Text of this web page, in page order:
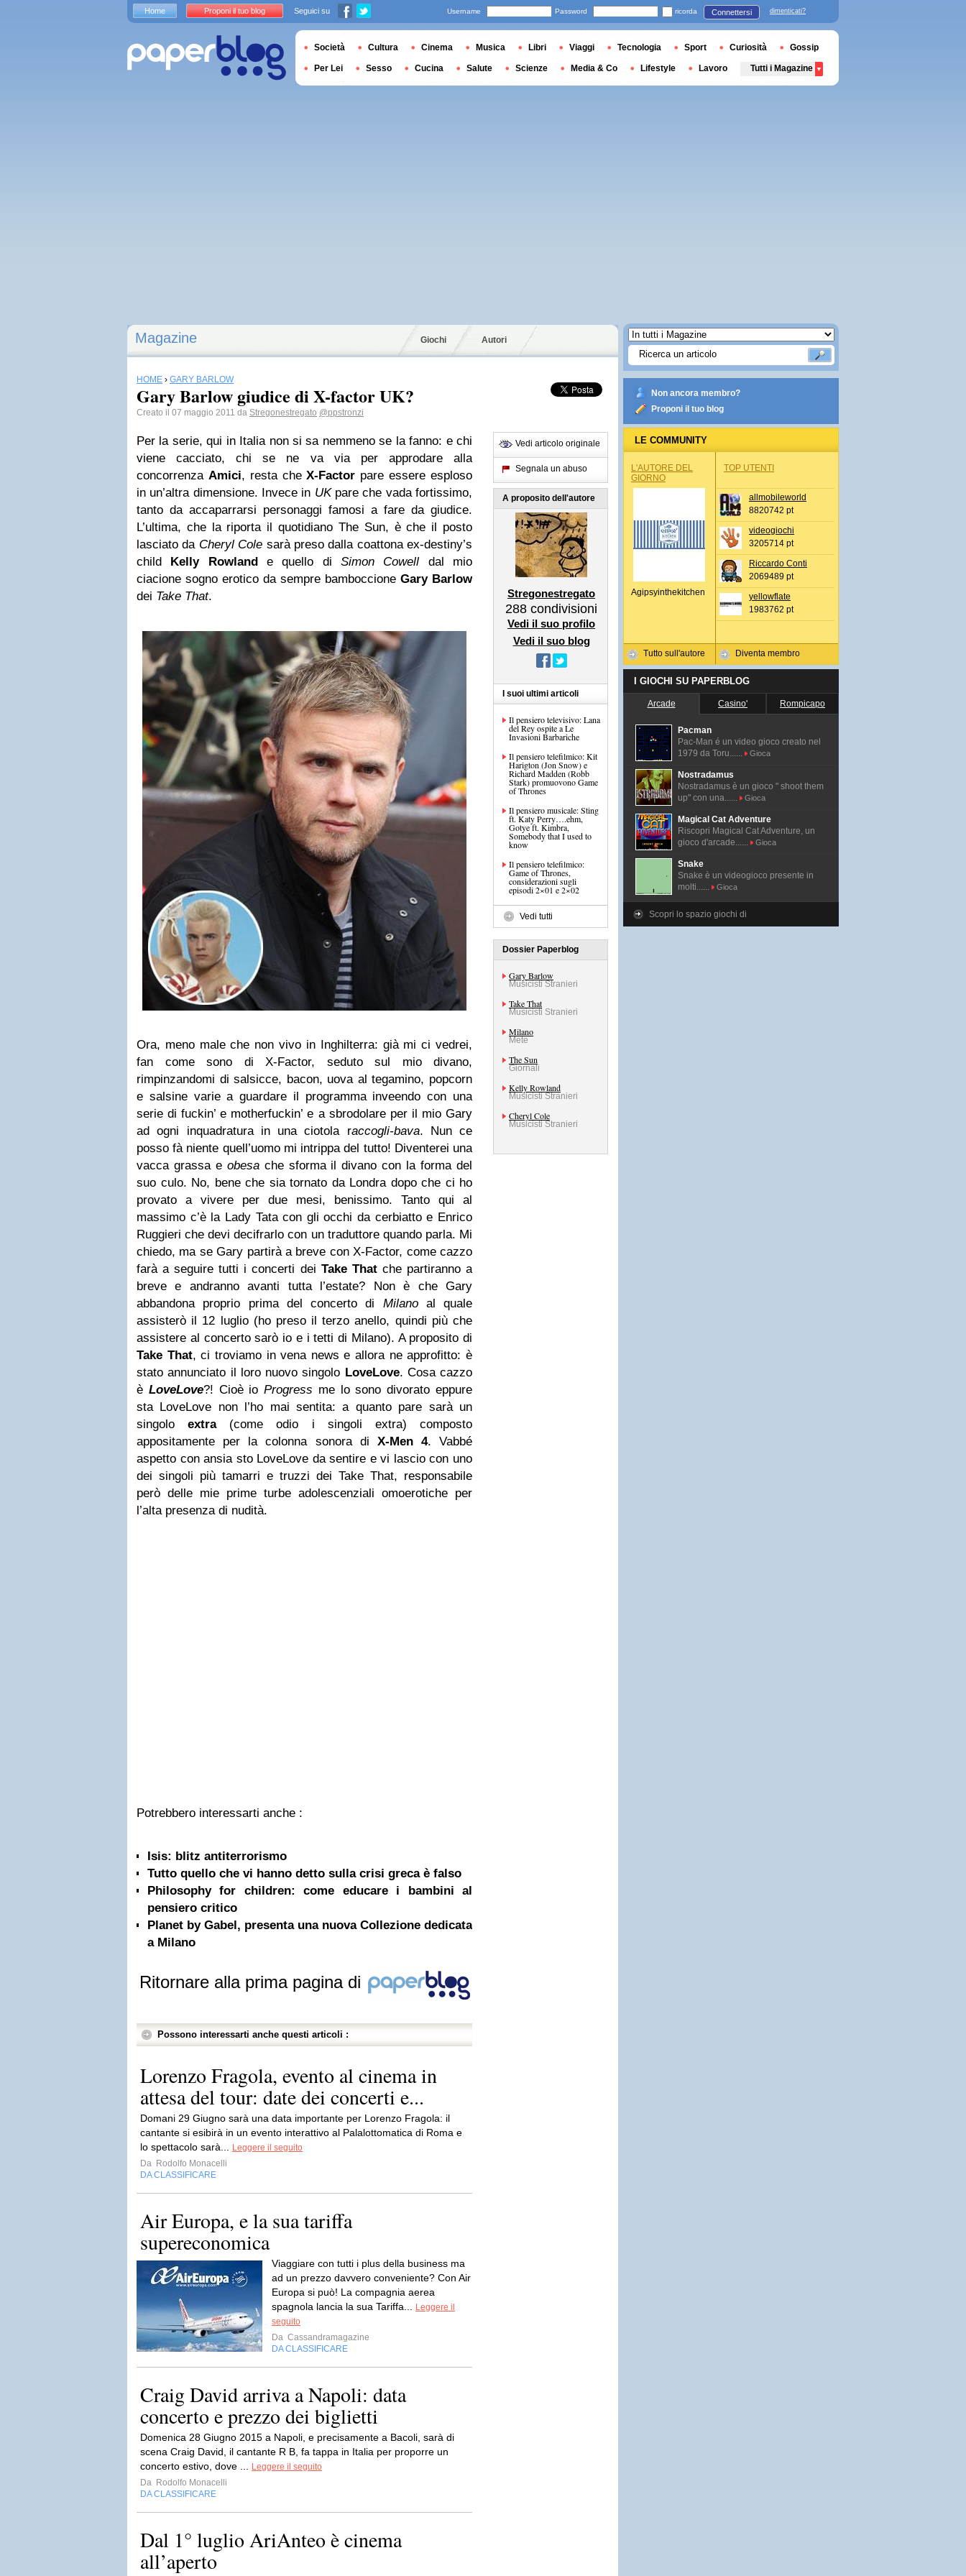
Magazine Giochi Autori
HOME › GARY BARLOW
Gary Barlow giudice di X-factor UK?
Creato il 07 maggio 2011 da Stregonestregato @ppstronzi
Per la serie, qui in Italia non si sa nemmeno se la fanno: e chi
viene cacciato, chi se ne va via per approdare alla
concorrenza Amici, resta cheX-Factor pare essere esploso
in un’altra dimensione. Invece in UKpare che vada fortissimo,
tanto da accaparrarsi personaggi famosi a fare da giudice.
L’ultima, che la riporta il quotidiano The Sun, è che il posto
lasciato da Cheryl Cole sarà preso dalla coattona ex-destiny’s
child Kelly Rowlande quello diSimon Cowell dal mio
ciacione sogno erotico da sempre bamboccione Gary Barlow
dei Take That.
Ora, meno male che non vivo in Inghilterra: già mi ci vedrei,
fan come sono di X-Factor, seduto sul mio divano,
rimpinzandomi di salsicce, bacon, uova al tegamino, popcorn
e salsine varie a guardare il programma inveendo con una
serie di fuckin’ e motherfuckin’ e a sbrodolare per il mio Gary
ad ogni inquadratura in una ciotola raccogli-bava. Nun ce
posso fà niente quell’uomo mi intrippa del tutto! Diventerei una
vacca grassa e obesache sforma il divano con la forma del
suo culo. No, bene che sia tornato da Londra dopo che ci ho
provato a vivere per due mesi, benissimo. Tanto qui al
massimo c’è la Lady Tata con gli occhi da cerbiatto e Enrico
Ruggieri che devi decifrarlo con un traduttore quando parla. Mi
chiedo, ma se Gary partirà a breve con X-Factor, come cazzo
farà a seguire tutti i concerti dei Take Thatche partiranno a
breve e andranno avanti tutta l’estate? Non è che Gary
abbandona proprio prima del concerto di Milanoal quale
assisterò il 12 luglio (ho preso il terzo anello, quindi più che
assistere al concerto sarò io e i tetti di Milano). A proposito di
Take That, ci troviamo in vena news e allora ne approfitto: è
stato annunciato il loro nuovo singolo LoveLove. Cosa cazzo
è LoveLove?! Cioè ioProgress me lo sono divorato eppure
sta LoveLove non l’ho mai sentita: a quanto pare sarà un
singoloextra(come odio i singoli extra) composto
appositamente per la colonna sonora di X-Men 4. Vabbé
aspetto con ansia sto LoveLove da sentire e vi lascio con uno
dei singoli più tamarri e truzzi dei Take That, responsabile
però delle mie prime turbe adolescenziali omoerotiche per
l’alta presenza di nudità.
Potrebbero interessarti anche :
Isis: blitz antiterrorismo
Tutto quello che vi hanno detto sulla crisi greca è falso
Philosophy for children: come educare i bambini al
pensiero critico
Planet by Gabel, presenta una nuova Collezione dedicata
a Milano
Ritornare alla prima pagina di
Possono interessarti anche questi articoli :
Lorenzo Fragola, evento al cinema in
attesa del tour: date dei concerti e...
Domani 29 Giugno sarà una data importante per Lorenzo Fragola: il
cantante si esibirà in un evento interattivo al Palalottomatica di Roma e
lo spettacolo sarà...
Leggere il seguito
Da Rodolfo Monacelli
DA CLASSIFICARE
Air Europa, e la sua tariffa
supereconomica
Viaggiare con tutti i plus della business ma
ad un prezzo davvero conveniente? Con Air
Europa si può! La compagnia aerea
spagnola lancia la sua Tariffa...
Leggere il
seguito
Da Cassandramagazine
DA CLASSIFICARE
Craig David arriva a Napoli: data
concerto e prezzo dei biglietti
Domenica 28 Giugno 2015 a Napoli, e precisamente a Bacoli, sarà di
scena Craig David, il cantante R B, fa tappa in Italia per proporre un
concerto estivo, dove ...
Leggere il seguito
Da Rodolfo Monacelli
DA CLASSIFICARE
Dal 1° luglio AriAnteo è cinema
all’aperto
Vedi articolo originale
Segnala un abuso
A proposito dell'autore
Stregonestregato
288 condivisioni
Vedi il suo profilo
Vedi il suo blog
I suoi ultimi articoli
Il pensiero televisivo: Lana
del Rey ospite a Le
Invasioni Barbariche
Il pensiero telefilmico: Kit
Harigton (Jon Snow) e
Richard Madden (Robb
Stark) promuovono Game
of Thrones
Il pensiero musicale: Sting
ft. Katy Perry….ehm,
Gotye ft. Kimbra,
Somebody that I used to
know
Il pensiero telefilmico:
Game of Thrones,
considerazioni sugli
episodi 2×01 e 2×02
Vedi tutti
Dossier Paperblog
Gary Barlow
Musicisti Stranieri
Take That
Musicisti Stranieri
Milano
Mete
The Sun
Giornali
Kelly Rowland
Musicisti Stranieri
Cheryl Cole
Musicisti Stranieri
Non ancora membro?
Proponi il tuo blog
LE COMMUNITY
L'AUTORE DEL
GIORNO
Agipsyinthekitchen
Tutto sull'autore
TOP UTENTI
allmobileworld
8820742 pt
videogiochi
3205714 pt
Riccardo Conti
2069489 pt
yellowflate
1983762 pt
Diventa membro
I GIOCHI SU PAPERBLOG
Arcade Casino' Rompicapo
Pacman
Pac-Man é un video gioco creato nel
1979 da Toru......
Gioca
Nostradamus
Nostradamus è un gioco " shoot them
up" con una......
Gioca
Magical Cat Adventure
Riscopri Magical Cat Adventure, un
gioco d'arcade......
Gioca
Snake
Snake è un videogioco presente in
molti......
Gioca
Scopri lo spazio giochi di
Home Proponi il tuo blog Seguici su Username Password ricorda Connettersi dimenticati?
Società Cultura Cinema Musica Libri Viaggi Tecnologia Sport Curiosità Gossip
Per Lei Sesso Cucina Salute Scienze Media & Co Lifestyle Lavoro Tutti i Magazine